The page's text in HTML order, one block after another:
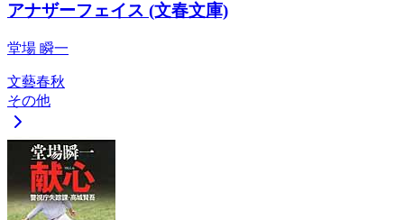
アナザーフェイス (文春文庫)
堂場 瞬一
文藝春秋
その他